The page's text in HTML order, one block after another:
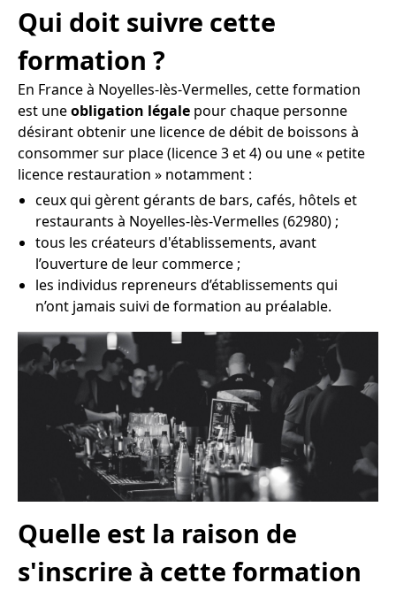
Qui doit suivre cette
formation ?
En France à Noyelles-lès-Vermelles, cette formation
est uneobligation légale pour chaque personne
désirant obtenir une licence de débit de boissons à
consommer sur place (licence 3 et 4) ou une « petite
licence restauration » notamment :
ceux qui gèrent gérants de bars, cafés, hôtels et
restaurants à Noyelles-lès-Vermelles (62980) ;
tous les créateurs d'établissements, avant
l’ouverture de leur commerce ;
les individus repreneurs d’établissements qui
n’ont jamais suivi de formation au préalable.
Quelle est la raison de
s'inscrire à cette formation